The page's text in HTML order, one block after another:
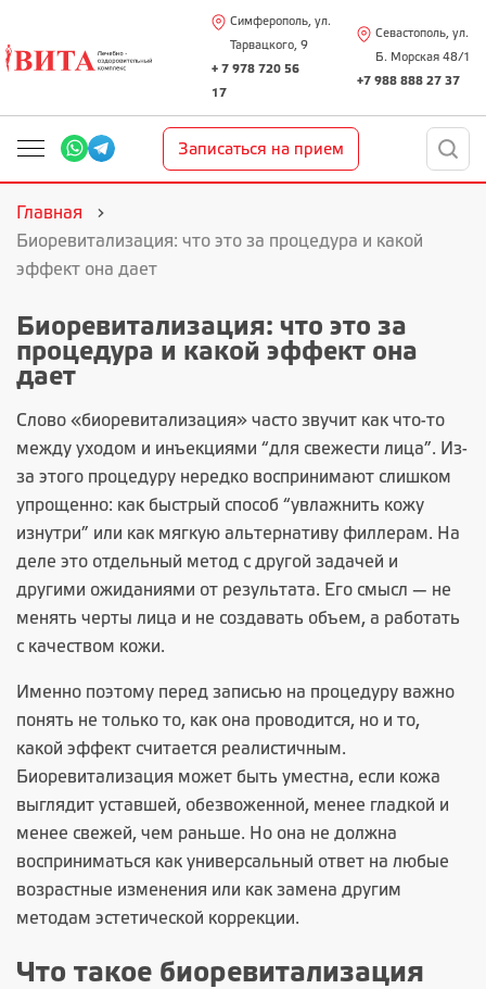
Симферополь, ул.
Тарвацкого, 9
+ 7 978 720 56
17
Севастополь, ул.
Б. Морская 48/1
+7 988 888 27 37
Записаться на прием
Главная
Биоревитализация: что это за процедура и какой
эффект она дает
Биоревитализация: что это за
процедура и какой эффект она
дает
Слово «биоревитализация» часто звучит как что-то
между уходом и инъекциями “для свежести лица”. Из-
за этого процедуру нередко воспринимают слишком
упрощенно: как быстрый способ “увлажнить кожу
изнутри” или как мягкую альтернативу филлерам. На
деле это отдельный метод с другой задачей и
другими ожиданиями от результата. Его смысл — не
менять черты лица и не создавать объем, а работать
с качеством кожи.
Именно поэтому перед записью на процедуру важно
понять не только то, как она проводится, но и то,
какой эффект считается реалистичным.
Биоревитализация может быть уместна, если кожа
выглядит уставшей, обезвоженной, менее гладкой и
менее свежей, чем раньше. Но она не должна
восприниматься как универсальный ответ на любые
возрастные изменения или как замена другим
методам эстетической коррекции.
Что такое биоревитализация